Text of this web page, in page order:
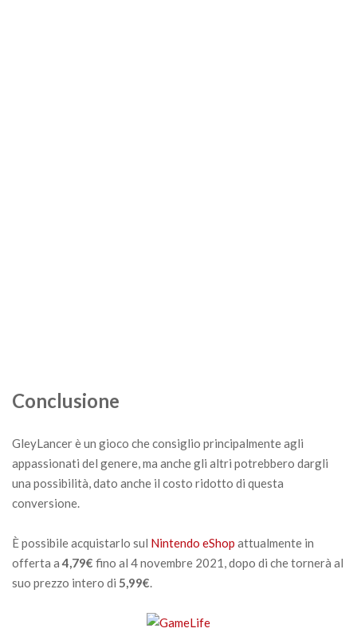
Conclusione
GleyLancer è un gioco che consiglio principalmente agli
appassionati del genere, ma anche gli altri potrebbero dargli
una possibilità, dato anche il costo ridotto di questa
conversione.
È possibile acquistarlo sul Nintendo eShop attualmente in
offerta a4,79€ fino al 4 novembre 2021, dopo di che tornerà al
suo prezzo intero di 5,99€.